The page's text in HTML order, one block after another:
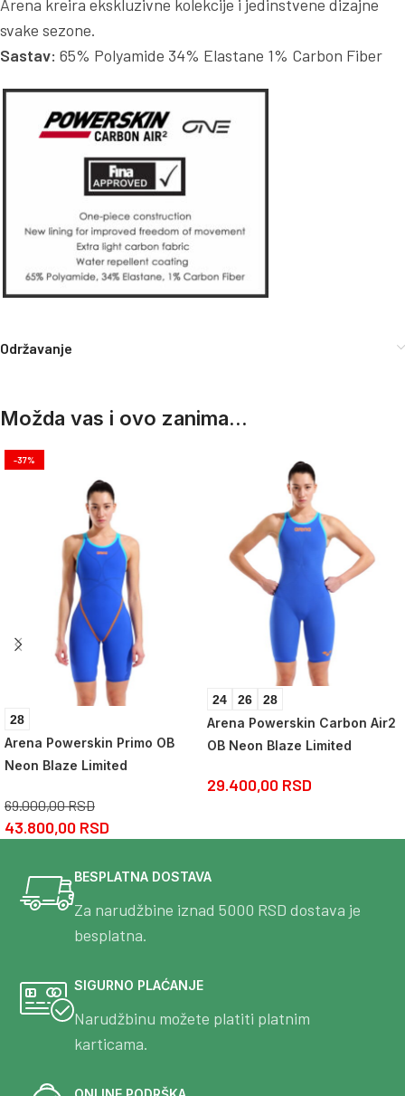
Arena kreira ekskluzivne kolekcije i jedinstvene dizajne
svake sezone.
Sastav: 65% Polyamide 34% Elastane 1% Carbon Fiber
Održavanje
Možda vas i ovo zanima...
-37%
28
Arena Powerskin Primo OB
Neon Blaze Limited
69.000,00RSD
43.800,00 RSD
24 26 28
Arena Powerskin Carbon Air2
OB Neon Blaze Limited
29.400,00 RSD
BESPLATNA DOSTAVA
Za narudžbine iznad 5000 RSD dostava je
besplatna.
SIGURNO PLAĆANJE
Narudžbinu možete platiti platnim
karticama.